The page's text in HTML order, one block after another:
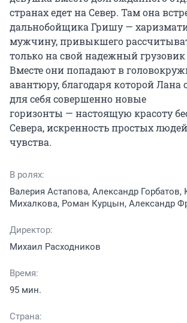
странах едет на Север. Там она
дальнобойщика Гришу —
мужчину, привыкшего
только на свой надежный грузовик
Вместе они попадают в
авантюру, благодаря которой Лана
для себя совершенно новые
горизонты — настоящую красоту
Севера, искренность простых
чувства.
В ролях:
Валерия Астапова, Александр Горбатов,
Михалкова, Роман Курцын, Александр
Директор:
Михаил Расходников
Время:
95 мин.
Страна: